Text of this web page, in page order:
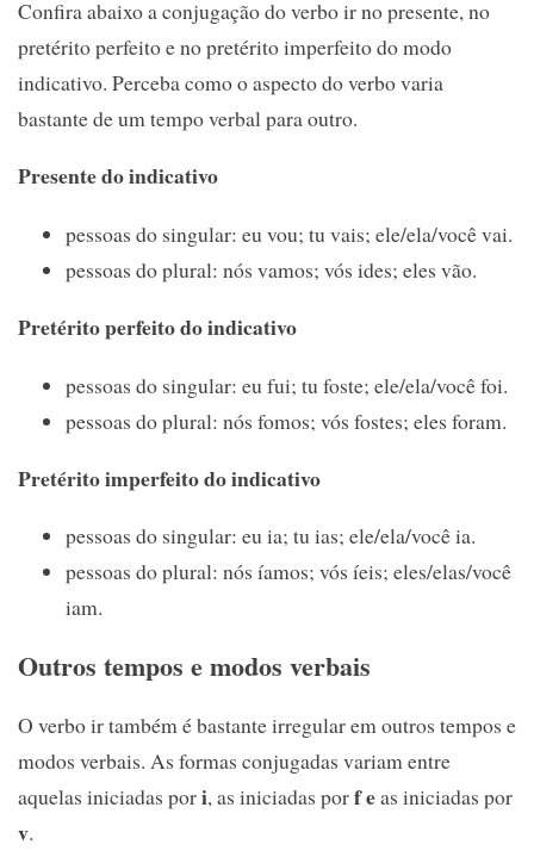
Confira abaixo a conjugação do verbo ir no presente, no
pretérito perfeito e no pretérito imperfeito do modo
indicativo. Perceba como o aspecto do verbo varia
bastante de um tempo verbal para outro.
Presente do indicativo
pessoas do singular: eu vou; tu vais; ele/ela/você vai.
pessoas do plural: nós vamos; vós ides; eles vão.
Pretérito perfeito do indicativo
pessoas do singular: eu fui; tu foste; ele/ela/você foi.
pessoas do plural: nós fomos; vós fostes; eles foram.
Pretérito imperfeito do indicativo
pessoas do singular: eu ia; tu ias; ele/ela/você ia.
pessoas do plural: nós íamos; vós íeis; eles/elas/você
iam.
Outros tempos e modos verbais
O verbo ir também é bastante irregular em outros tempos e
modos verbais. As formas conjugadas variam entre
aquelas iniciadas pori, as iniciadas porf eas iniciadas por
v.